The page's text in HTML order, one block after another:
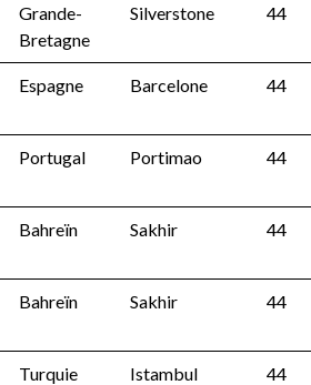
Grande-
Bretagne
Silverstone 44
Espagne Barcelone 44
Portugal Portimao 44
Bahreïn Sakhir 44
Bahreïn Sakhir 44
Turquie Istambul 44